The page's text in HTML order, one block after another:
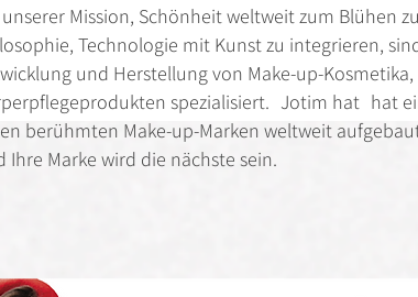
Mission, Schönheit weltweit zum Blühen
Technologie mit Kunst zu integrieren,
und Herstellung von Make-up-
spezialisiert. Jotim hat hat
berühmten Make-up-Marken weltweit
Ihre Marke wird die nächste sein.